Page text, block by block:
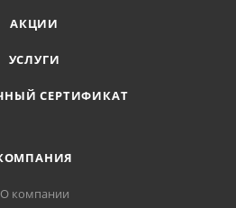
АКЦИИ
УСЛУГИ
СЕРТИФИКАТ
О компании